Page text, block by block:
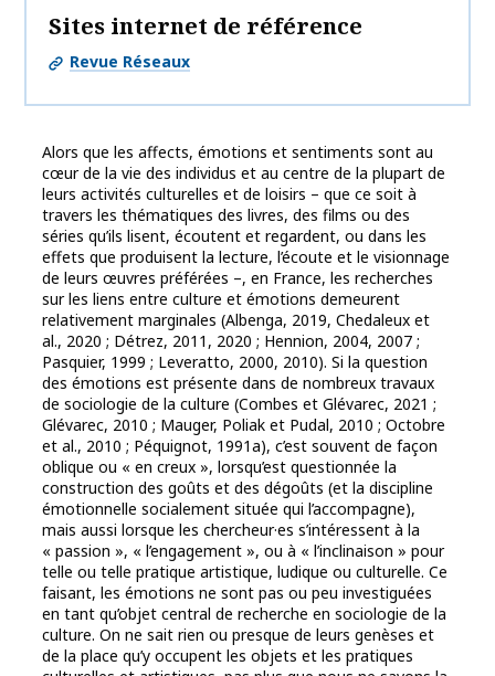
Sites internet de référence
Revue Réseaux
Alors que les affects, émotions et sentiments sont au
cœur de la vie des individus et au centre de la plupart de
leurs activités culturelles et de loisirs – que ce soit à
travers les thématiques des livres, des films ou des
séries qu’ils lisent, écoutent et regardent, ou dans les
effets que produisent la lecture, l’écoute et le visionnage
de leurs œuvres préférées –, en France, les recherches
sur les liens entre culture et émotions demeurent
relativement marginales (Albenga, 2019, Chedaleux et
al., 2020 ; Détrez, 2011, 2020 ; Hennion, 2004, 2007 ;
Pasquier, 1999 ; Leveratto, 2000, 2010). Si la question
des émotions est présente dans de nombreux travaux
de sociologie de la culture (Combes et Glévarec, 2021 ;
Glévarec, 2010 ; Mauger, Poliak et Pudal, 2010 ; Octobre
et al., 2010 ; Péquignot, 1991a), c’est souvent de façon
oblique ou « en creux », lorsqu’est questionnée la
construction des goûts et des dégoûts (et la discipline
émotionnelle socialement située qui l’accompagne),
mais aussi lorsque les chercheur·es s’intéressent à la
« passion », « l’engagement », ou à « l’inclinaison » pour
telle ou telle pratique artistique, ludique ou culturelle. Ce
faisant, les émotions ne sont pas ou peu investiguées
en tant qu’objet central de recherche en sociologie de la
culture. On ne sait rien ou presque de leurs genèses et
de la place qu’y occupent les objets et les pratiques